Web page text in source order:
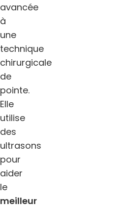
avancée
à
une
technique
chirurgicale
de
pointe.
Elle
utilise
des
ultrasons
pour
aider
le
meilleur